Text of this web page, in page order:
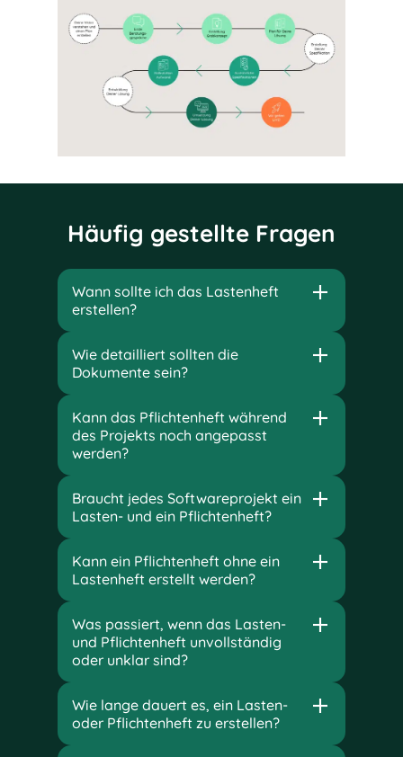
Häufig gestellte Fragen
Wann sollte ich das Lastenheft
erstellen?
Wie detailliert sollten die
Dokumente sein?
Kann das Pflichtenheft während
des Projekts noch angepasst
werden?
Braucht jedes Softwareprojekt ein
Lasten- und ein Pflichtenheft?
Kann ein Pflichtenheft ohne ein
Lastenheft erstellt werden?
Was passiert, wenn das Lasten-
und Pflichtenheft unvollständig
oder unklar sind?
Wie lange dauert es, ein Lasten-
oder Pflichtenheft zu erstellen?